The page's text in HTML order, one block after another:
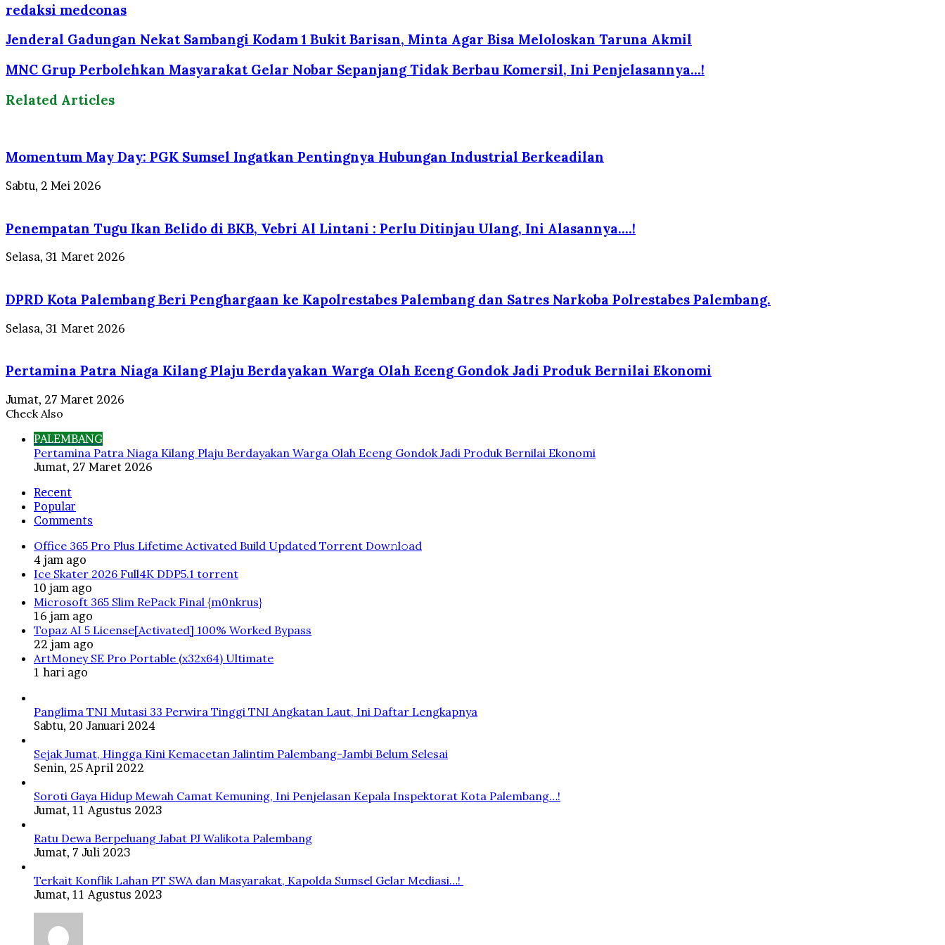
redaksi medconas
Jenderal Gadungan Nekat Sambangi Kodam 1 Bukit Barisan, Minta Agar Bisa Meloloskan Taruna Akmil
MNC Grup Perbolehkan Masyarakat Gelar Nobar Sepanjang Tidak Berbau Komersil, Ini Penjelasannya...!
Related Articles
Momentum May Day: PGK Sumsel Ingatkan Pentingnya Hubungan Industrial Berkeadilan
Sabtu, 2 Mei 2026
Penempatan Tugu Ikan Belido di BKB, Vebri Al Lintani : Perlu Ditinjau Ulang, Ini Alasannya….!
Selasa, 31 Maret 2026
DPRD Kota Palembang Beri Penghargaan ke Kapolrestabes Palembang dan Satres Narkoba Polrestabes Palembang.
Selasa, 31 Maret 2026
Pertamina Patra Niaga Kilang Plaju Berdayakan Warga Olah Eceng Gondok Jadi Produk Bernilai Ekonomi
Jumat, 27 Maret 2026
Check Also
PALEMBANG
Pertamina Patra Niaga Kilang Plaju Berdayakan Warga Olah Eceng Gondok Jadi Produk Bernilai Ekonomi
Jumat, 27 Maret 2026
Recent
Popular
Comments
Office 365 Pro Plus Lifetime Activated Build Updated Torrent Dow𝚗l𝚘аd
4 jam ago
Ice Skater 2026 Full4K DDP5.1 torrent
10 jam ago
Microsoft 365 Slim RePack Final {m0nkrus}
16 jam ago
Topaz AI 5 License[Activated] 100% Worked Bypass
22 jam ago
ArtMoney SE Pro Portable (x32x64) Ultimate
1 hari ago
Panglima TNI Mutasi 33 Perwira Tinggi TNI Angkatan Laut, Ini Daftar Lengkapnya
Sabtu, 20 Januari 2024
Sejak Jumat, Hingga Kini Kemacetan Jalintim Palembang-Jambi Belum Selesai
Senin, 25 April 2022
Soroti Gaya Hidup Mewah Camat Kemuning, Ini Penjelasan Kepala Inspektorat Kota Palembang…!
Jumat, 11 Agustus 2023
Ratu Dewa Berpeluang Jabat PJ Walikota Palembang
Jumat, 7 Juli 2023
Terkait Konflik Lahan PT SWA dan Masyarakat, Kapolda Sumsel Gelar Mediasi…!
Jumat, 11 Agustus 2023